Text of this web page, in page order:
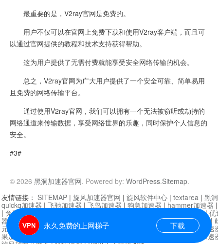
最重要的是，V2ray官网是免费的。
用户不仅可以在官网上免费下载和使用V2ray客户端，而且可
以通过官网提供的教程和技术支持获得帮助。
这为用户提供了无需付费就能享受安全网络传输的机会。
总之，V2ray官网为广大用户提供了一个安全可靠、简单易用
且免费的网络传输平台。
通过使用V2ray官网，我们可以拥有一个无法被窃听或劫持的
网络通道来传输数据，享受网络世界的乐趣，同时保护个人信息的
安全。
#3#
© 2026 黑洞加速器官网. Powered by: WordPress.Sitemap.
永久免费的上网梯子 下载
友情链接： SITEMAP | 旋风加速器官网 | 旋风软件中心 | textarea | 黑
quickq加速器 | 飞驰加速器 | 飞鸟加速器 | 狗急加速器 | hammer加速器
| 免费vqn加速外网 迷雾通|优
器| 快柠檬加速器 |黑洞加速 |falemon 快橙加速器|anycast加速器 |
元机场加速器 |一元机场|老王加速器 | 白石山|
小牛加速
果加速器|黑洞加速
芒果加速